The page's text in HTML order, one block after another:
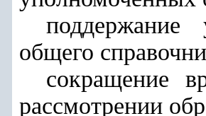
поддержание
общего
сокращение
рассмотрении